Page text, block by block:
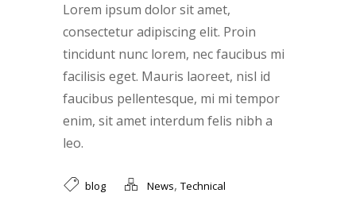
Lorem ipsum dolor sit amet,
consectetur adipiscing elit. Proin
tincidunt nunc lorem, nec faucibus mi
facilisis eget. Mauris laoreet, nisl id
faucibus pellentesque, mi mi tempor
enim, sit amet interdum felis nibh a
leo.
blog News, Technical